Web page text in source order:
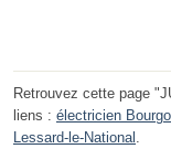
Retrouvez cette page
liens : électricien
Lessard-le-National .